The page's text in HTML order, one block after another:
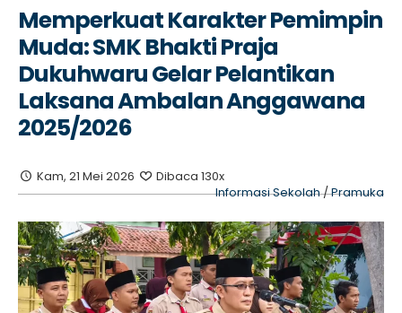
Memperkuat Karakter Pemimpin
Muda: SMK Bhakti Praja
Dukuhwaru Gelar Pelantikan
Laksana Ambalan Anggawana
2025/2026
Kam, 21 Mei 2026
Dibaca 130x
Informasi Sekolah/Pramuka